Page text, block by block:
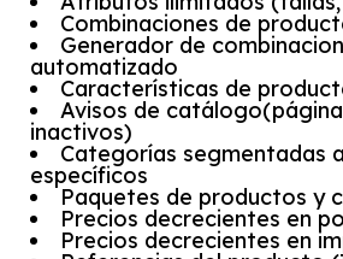
Combinaciones de
Generador de
automatizado
Características de
Avisos de
inactivos)
Categorías segmentadas
específicos
Paquetes de productos y
Precios decrecientes en
Precios decrecientes en